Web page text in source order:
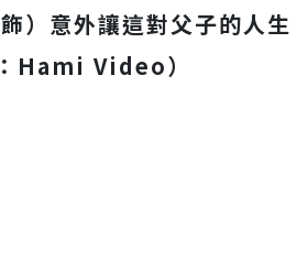
）意外讓這對父子的人生
Hami Video）